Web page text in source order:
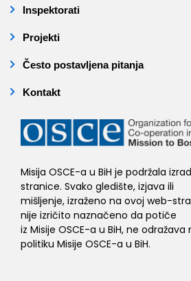
Inspektorati
Projekti
Često postavljena pitanja
Kontakt
Misija OSCE-a u BiH je podržala
stranice. Svako gledište, izjava ili
mišljenje, izraženo na ovoj web-
nije izričito naznačeno da potiče
iz Misije OSCE-a u BiH, ne
politiku Misije OSCE-a u BiH.